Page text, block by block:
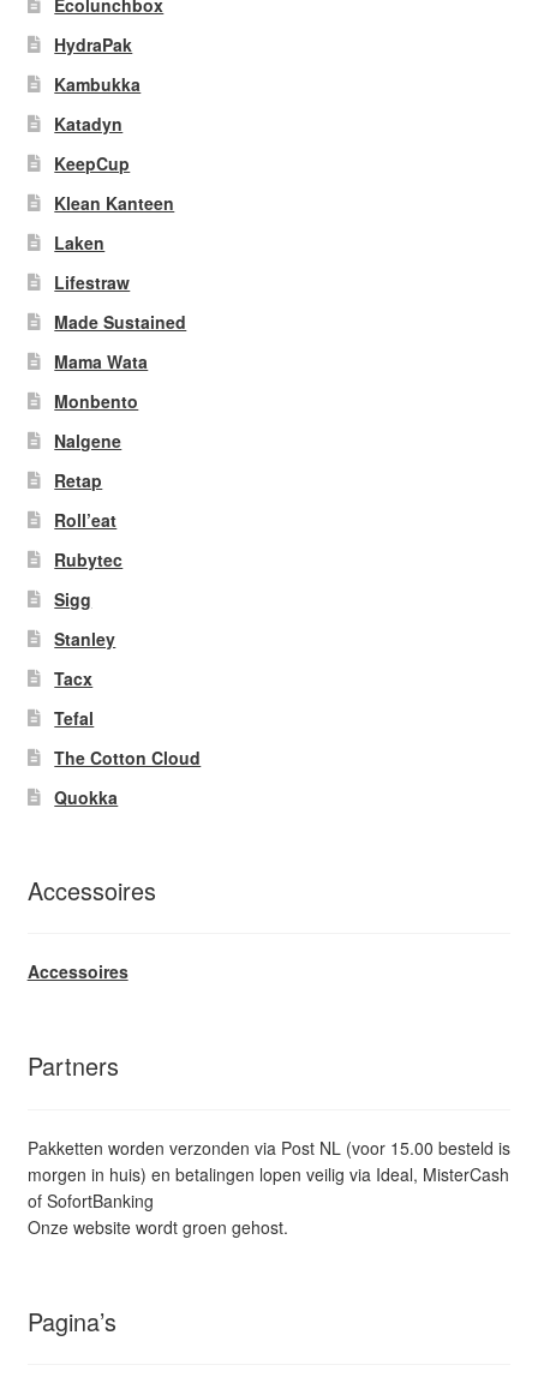
HydraPak
Kambukka
Katadyn
KeepCup
Klean Kanteen
Laken
Lifestraw
Made Sustained
Mama Wata
Monbento
Nalgene
Retap
Roll’eat
Rubytec
Sigg
Stanley
Tacx
Tefal
The Cotton Cloud
Quokka
Accessoires
Accessoires
Partners
Pakketten worden verzonden via Post NL (voor 15.00 besteld is
morgen in huis) en betalingen lopen veilig via Ideal, MisterCash
of SofortBanking
Onze website wordt groen gehost.
Pagina’s